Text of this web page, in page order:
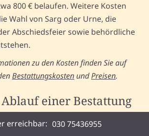
800 € belaufen. Weitere Kosten
Wahl von Sarg oder Urne, die
Abschiedsfeier sowie behördliche
zu den Kosten finden Sie auf
Bestattungskosten undPreisen.
einer Bestattung
am Main
erreichbar: 030 75436955